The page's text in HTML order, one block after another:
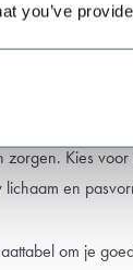
you’ve
zorgen. Kies voor
en
om je